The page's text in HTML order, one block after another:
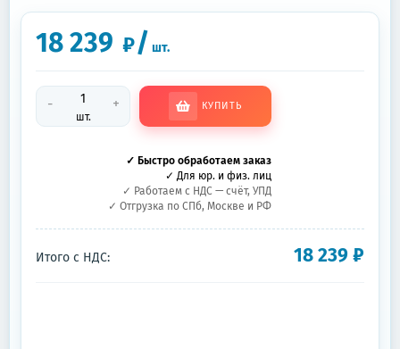
18 239 ₽/ шт.
-
шт.
+ КУПИТЬ
✓ Быстро обработаем заказ
✓ Для юр. и физ. лиц
✓ Работаем с НДС — счёт, УПД
✓ Отгрузка по СПб, Москве и РФ
Итого с НДС: 18 239 ₽